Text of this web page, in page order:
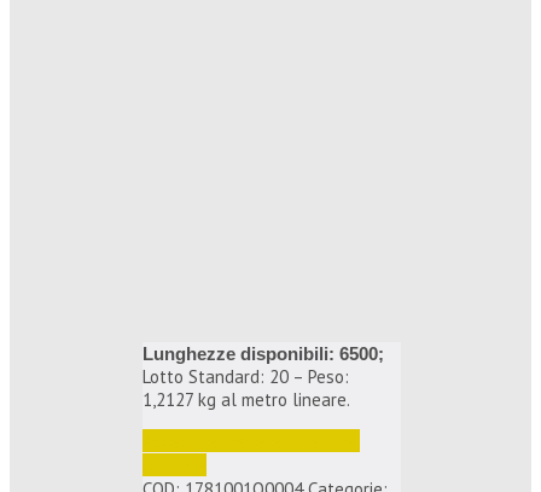
Lunghezze disponibili: 6500;
Lotto Standard: 20 – Peso:
1,2127 kg al metro lineare.